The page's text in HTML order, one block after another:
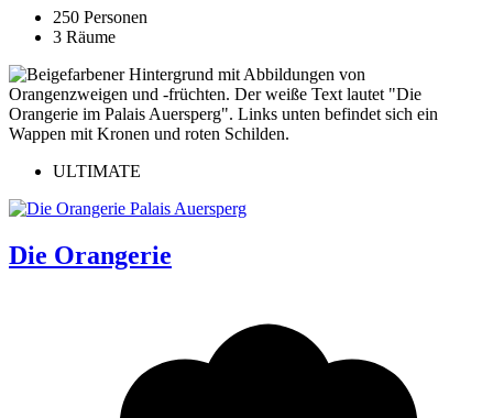
250 Personen
3 Räume
ULTIMATE
Die Orangerie